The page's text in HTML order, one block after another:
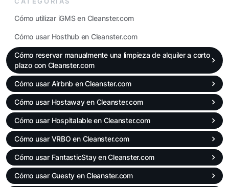
Cómo utilizar iGMS en Cleanster.com
Cómo usar Hosthub en Cleanster.com
Cómo reservar manualmente una limpieza de alquiler a corto
plazo con Cleanster.com
Cómo usar Airbnb en Cleanster.com
Cómo usar Hostaway en Cleanster.com
Cómo usar Hospitalable en Cleanster.com
Cómo usar VRBO en Cleanster.com
Cómo usar FantasticStay en Cleanster.com
Cómo usar Guesty en Cleanster.com